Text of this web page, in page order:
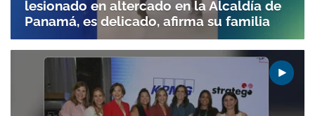
lesionado en altercado en la Alcaldía de
Panamá, es delicado, afirma su familia